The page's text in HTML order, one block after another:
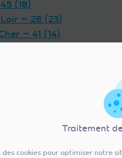
Traitement
des cookies pour optimiser notre
(18)
— 28 (23)
— 41 (14)
Loire — 37 (18)
(6)